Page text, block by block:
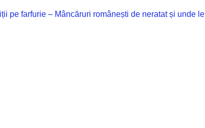
pe farfurie – Mâncăruri românești de neratat și unde le